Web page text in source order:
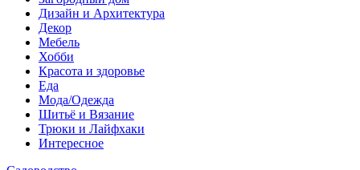
Дизайн и Архитектура
Декор
Мебель
Хобби
Красота и здоровье
Еда
Мода/Одежда
Шитьё и Вязание
Трюки и Лайфхаки
Интересное